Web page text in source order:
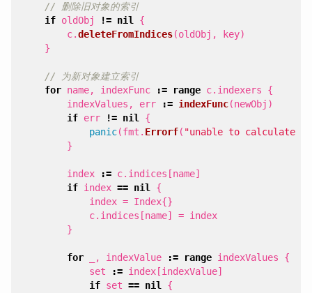
// 删除旧对象的索引
if oldObj != nil
{
c.deleteFromIndices(oldObj , key)
}
// 为新对象建立索引
for name, indexFunc := range c. indexers
{
indexValues , err := indexFunc(newObj )
if err != nil
{
panic(fmt . Errorf( "unable to calculate
}
index := c. indices [name]
if index == nil
{
index = Index{}
c. indices [name] = index
}
for , indexValue := range indexValues
{
set
:= index [indexValue]
if set == nil
{